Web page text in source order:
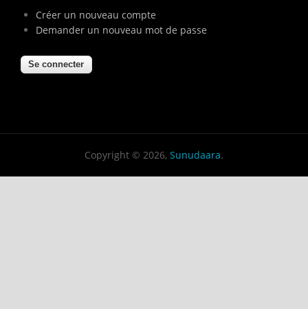
Créer un nouveau compte
Demander un nouveau mot de passe
Copyright © 2026, Sunudaara.